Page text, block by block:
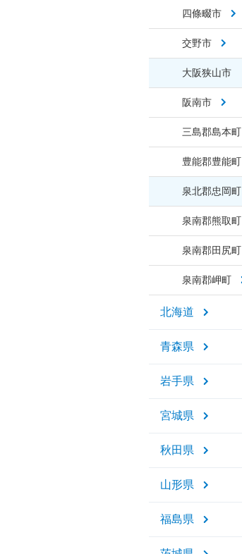
四條畷市
交野市
大阪狭山市
阪南市
三島郡島本町
豊能郡豊能町
泉北郡忠岡町
泉南郡熊取町
泉南郡田尻町
泉南郡岬町
北海道
青森県
岩手県
宮城県
秋田県
山形県
福島県